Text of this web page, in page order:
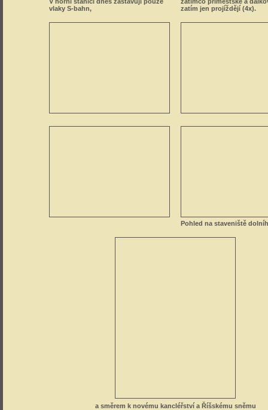
vlaky S-bahn,
zatím jen projíždějí (4x).
Pohled na staveniště
a směrem k novému kancléřství a Říšskému sněmu